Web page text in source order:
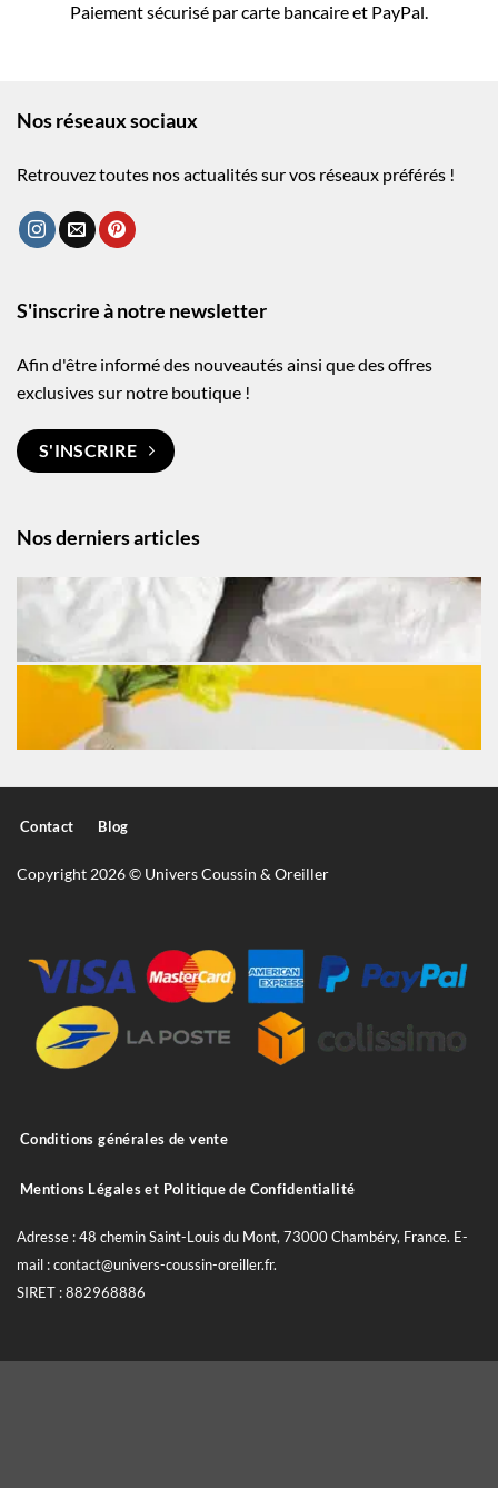
Paiement sécurisé par carte bancaire et PayPal.
Nos réseaux sociaux
Retrouvez toutes nos actualités sur vos réseaux préférés !
Nos derniers articles
S'inscrire à notre newsletter
Afin d'être informé des nouveautés ainsi que des offres
exclusives sur notre boutique !
S'INSCRIRE
Contact Blog
Copyright 2026 © Univers Coussin & Oreiller
Conditions générales de vente
Mentions Légales et Politique de Confidentialité
Adresse : 48 chemin Saint-Louis du Mont, 73000 Chambéry, France. E-
mail : contact@univers-coussin-oreiller.fr.
SIRET : 882968886